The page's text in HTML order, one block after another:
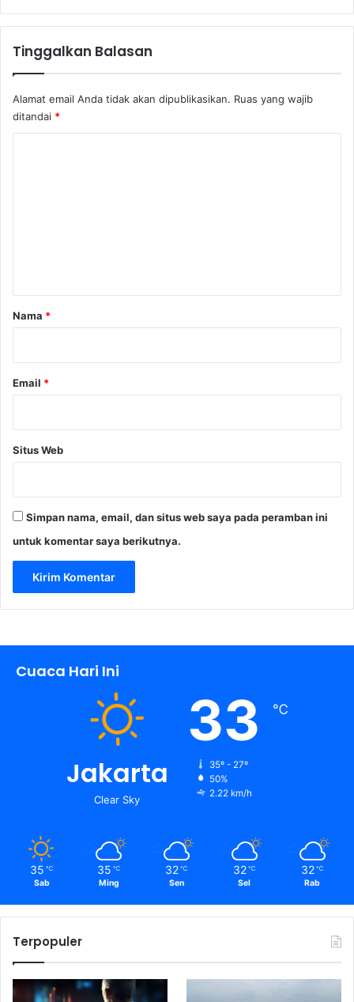
s
t
m
F
e
s
Tinggalkan Balasan
Alamat email Anda tidak akan dipublikasikan. Ruas yang wajib
ditandai *
r
Nama *
Email *
Situs Web
Simpan nama, email, dan situs web saya pada peramban ini
untuk komentar saya berikutnya.
Cuaca Hari Ini
Jakarta
Clear Sky
33 ℃
35º - 27º
50%
2.22 km/h
35 ℃
Sab
35 ℃
Ming
32 ℃
Sen
32 ℃
Sel
32 ℃
Rab
Terpopuler